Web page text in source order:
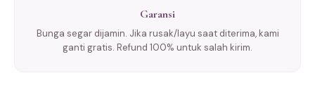
Garansi
Bunga segar dijamin. Jika rusak/layu saat diterima, kami
ganti gratis. Refund 100% untuk salah kirim.